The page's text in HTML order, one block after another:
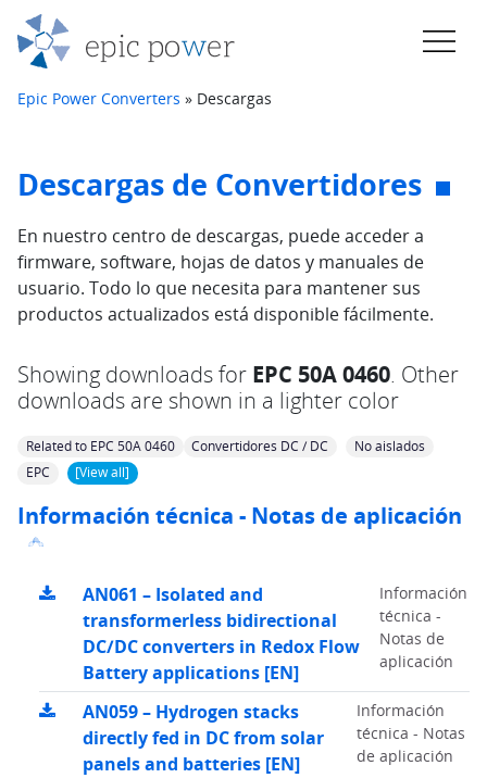
Saltar al contenido
Navegación principal
Epic Power Converters » Descargas
Descargas de Convertidores
En nuestro centro de descargas, puede acceder a
firmware, software, hojas de datos y manuales de
usuario. Todo lo que necesita para mantener sus
productos actualizados está disponible fácilmente.
Showing downloads for EPC 50A 0460. Other
downloads are shown in a lighter color
Related to EPC 50A 0460 Convertidores DC / DC
No aislados
EPC
[View all]
Información técnica - Notas de aplicación
AN061 – Isolated and
transformerless bidirectional
DC/DC converters in Redox Flow
Battery applications [EN]
Información
técnica -
Notas de
aplicación
AN059 – Hydrogen stacks
directly fed in DC from solar
panels and batteries [EN]
Información
técnica - Notas
de aplicación